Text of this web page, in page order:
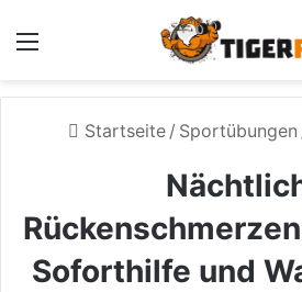
Startseite / Sportübungen
Soforthilfe und